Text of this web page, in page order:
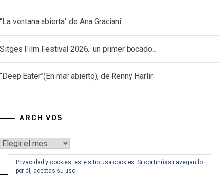
“La ventana abierta” de Ana Graciani
Sitges Film Festival 2026.. un primer bocado…
“Deep Eater”(En mar abierto), de Renny Harlin
ARCHIVOS
Archivos
VOY A BUSCAR…
Privacidad y cookies: este sitio usa cookies. Si continúas navegando
por él, aceptas su uso.